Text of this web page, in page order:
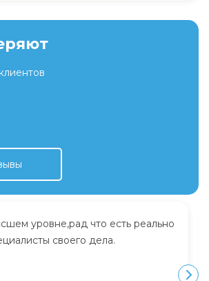
уровне,рад что есть реально
своего дела.